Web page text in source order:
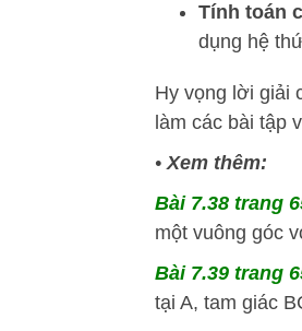
Tính toán
dụng hệ
Hy vọng lời giải
làm các bài tập
• Xem thêm:
Bài 7.38 trang
một vuông góc
Bài 7.39 trang
tại A, tam giác